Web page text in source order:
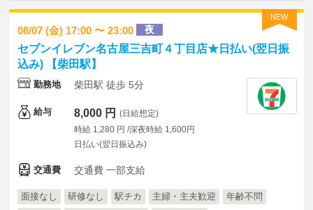
NEW
08/07 (金) 17:00 〜 23:00 夜
セブンイレブン名古屋三吉町４丁目店★日払い(翌日振
込み) 【柴田駅】
勤務地 柴田駅 徒歩 5分
給与 8,000 円 (日給想定)
時給 1,280 円 /深夜時給 1,600円
日払い(翌日振込み)
交通費 交通費 一部支給
面接なし 研修なし 駅チカ 主婦・主夫歓迎
年齢不問